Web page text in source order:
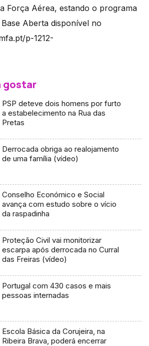
Força Aérea, estando o programa
Aberta disponível no
p-1212-
gostar
PSP deteve dois homens por furto
a estabelecimento na Rua das
Pretas
Derrocada obriga ao realojamento
de uma família (vídeo)
Conselho Económico e Social
avança com estudo sobre o vício
da raspadinha
Proteção Civil vai monitorizar
escarpa após derrocada no Curral
das Freiras (vídeo)
Portugal com 430 casos e mais
pessoas internadas
Escola Básica da Corujeira, na
Ribeira Brava, poderá encerrar